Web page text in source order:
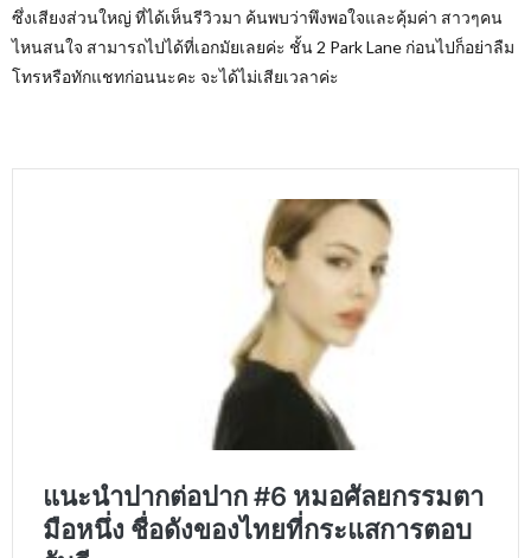
ซึ่งเสียงส่วนใหญ่ ที่ได้เห็นรีวิวมา ค้นพบว่าพึงพอใจและคุ้มค่า สาวๆคน
ไหนสนใจ สามารถไปได้ที่เอกมัยเลยค่ะ ชั้น 2 Park Lane ก่อนไปก็อย่าลืม
โทรหรือทักแชทก่อนนะคะ จะได้ไม่เสียเวลาค่ะ